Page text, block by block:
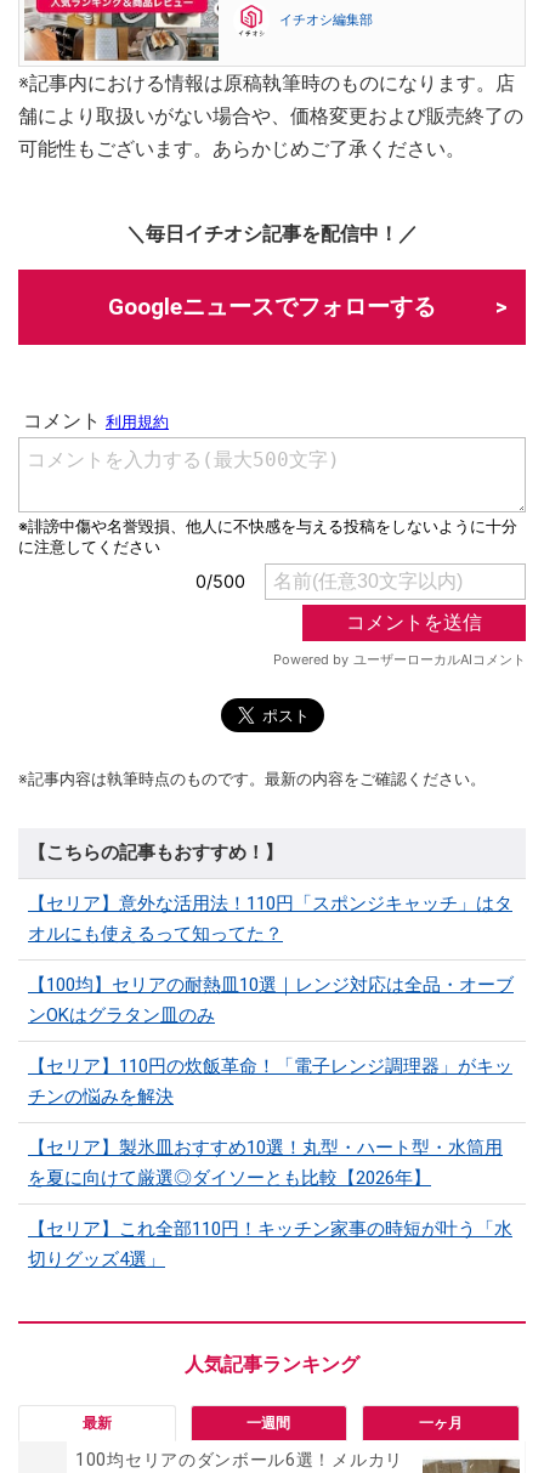
イチオシ編集部
※記事内における情報は原稿執筆時のものになります。店
舗により取扱いがない場合や、価格変更および販売終了の
可能性もございます。あらかじめご了承ください。
＼毎日イチオシ記事を配信中！／
Googleニュースでフォローする
※記事内容は執筆時点のものです。最新の内容をご確認ください。
【こちらの記事もおすすめ！】
【セリア】意外な活用法！110円「スポンジキャッチ」はタ
オルにも使えるって知ってた？
【100均】セリアの耐熱皿10選｜レンジ対応は全品・オーブ
ンOKはグラタン皿のみ
【セリア】110円の炊飯革命！「電子レンジ調理器」がキッ
チンの悩みを解決
【セリア】製氷皿おすすめ10選！丸型・ハート型・水筒用
を夏に向けて厳選◎ダイソーとも比較【2026年】
【セリア】これ全部110円！キッチン家事の時短が叶う「水
切りグッズ4選」
最新 一週間 一ヶ月
100均セリアのダンボール6選！メルカリ